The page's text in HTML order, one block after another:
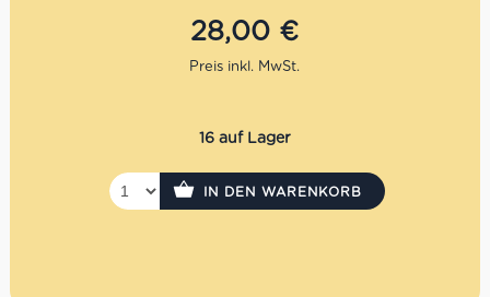
Knusprig, leicht und servierfertig – ideal für
Gastronomie oder den schnellen Genuss zu Hause
handwerkliche Pizza-Basis, die Tradition, Qualität und
28,00 €
16 auf Lager
IN DEN WARENKORB